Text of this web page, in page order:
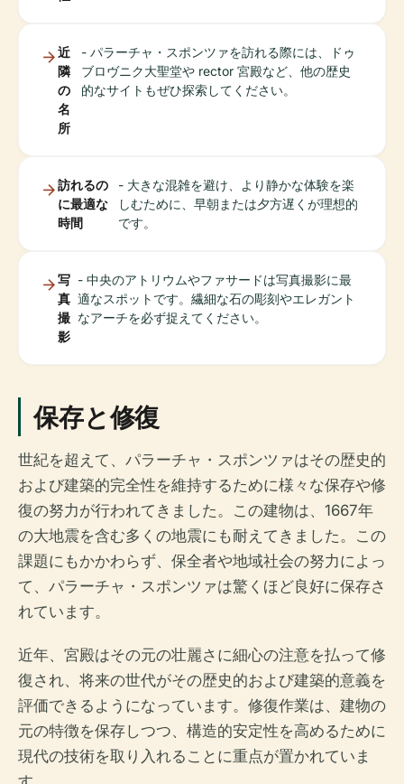
近
隣
の
名
所
- パラーチャ・スポンツァを訪れる際には、ドゥ
ブロヴニク大聖堂や rector 宮殿など、他の歴史
的なサイトもぜひ探索してください。
訪れるの
に最適な
時間
- 大きな混雑を避け、より静かな体験を楽
しむために、早朝または夕方遅くが理想的
です。
写
真
撮
影
- 中央のアトリウムやファサードは写真撮影に最
適なスポットです。繊細な石の彫刻やエレガント
なアーチを必ず捉えてください。
保存と修復
世紀を超えて、パラーチャ・スポンツァはその歴史的
および建築的完全性を維持するために様々な保存や修
復の努力が行われてきました。この建物は、1667年
の大地震を含む多くの地震にも耐えてきました。この
課題にもかかわらず、保全者や地域社会の努力によっ
て、パラーチャ・スポンツァは驚くほど良好に保存さ
れています。
近年、宮殿はその元の壮麗さに細心の注意を払って修
復され、将来の世代がその歴史的および建築的意義を
評価できるようになっています。修復作業は、建物の
元の特徴を保存しつつ、構造的安定性を高めるために
現代の技術を取り入れることに重点が置かれていま